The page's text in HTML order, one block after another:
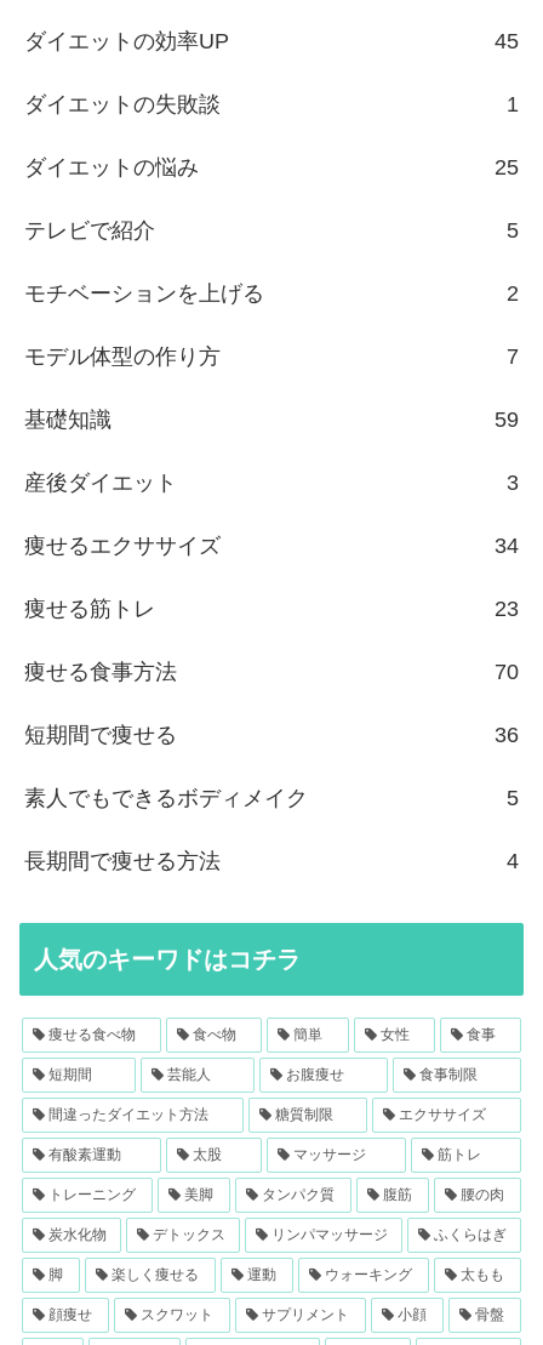
ダイエットの効率UP 45
ダイエットの失敗談 1
ダイエットの悩み 25
テレビで紹介 5
モチベーションを上げる 2
モデル体型の作り方 7
基礎知識 59
産後ダイエット 3
痩せるエクササイズ 34
痩せる筋トレ 23
痩せる食事方法 70
短期間で痩せる 36
素人でもできるボディメイク 5
長期間で痩せる方法 4
人気のキーワドはコチラ
痩せる食べ物 食べ物 簡単 女性 食事
短期間 芸能人 お腹痩せ 食事制限
間違ったダイエット方法 糖質制限 エクササイズ
有酸素運動 太股 マッサージ 筋トレ
トレーニング 美脚 タンパク質 腹筋 腰の肉
炭水化物 デトックス リンパマッサージ ふくらはぎ
脚 楽しく痩せる 運動 ウォーキング 太もも
顔痩せ スクワット サプリメント 小顔 骨盤